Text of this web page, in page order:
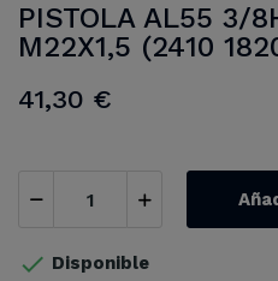
PISTOLA AL55 3/
M22X1,5 (2410
41,30 €
 Disponible